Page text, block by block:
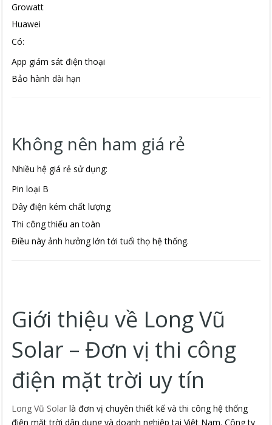
Growatt
Huawei
Có:
App giám sát điện thoại
Bảo hành dài hạn
Không nên ham giá rẻ
Nhiều hệ giá rẻ sử dụng:
Pin loại B
Dây điện kém chất lượng
Thi công thiếu an toàn
Điều này ảnh hưởng lớn tới tuổi thọ hệ thống.
Giới thiệu về Long Vũ
Solar – Đơn vị thi công
điện mặt trời uy tín
Long Vũ Solar là đơn vị chuyên thiết kế và thi công hệ thống
điện mặt trời dân dụng và doanh nghiệp tại Việt Nam. Công ty